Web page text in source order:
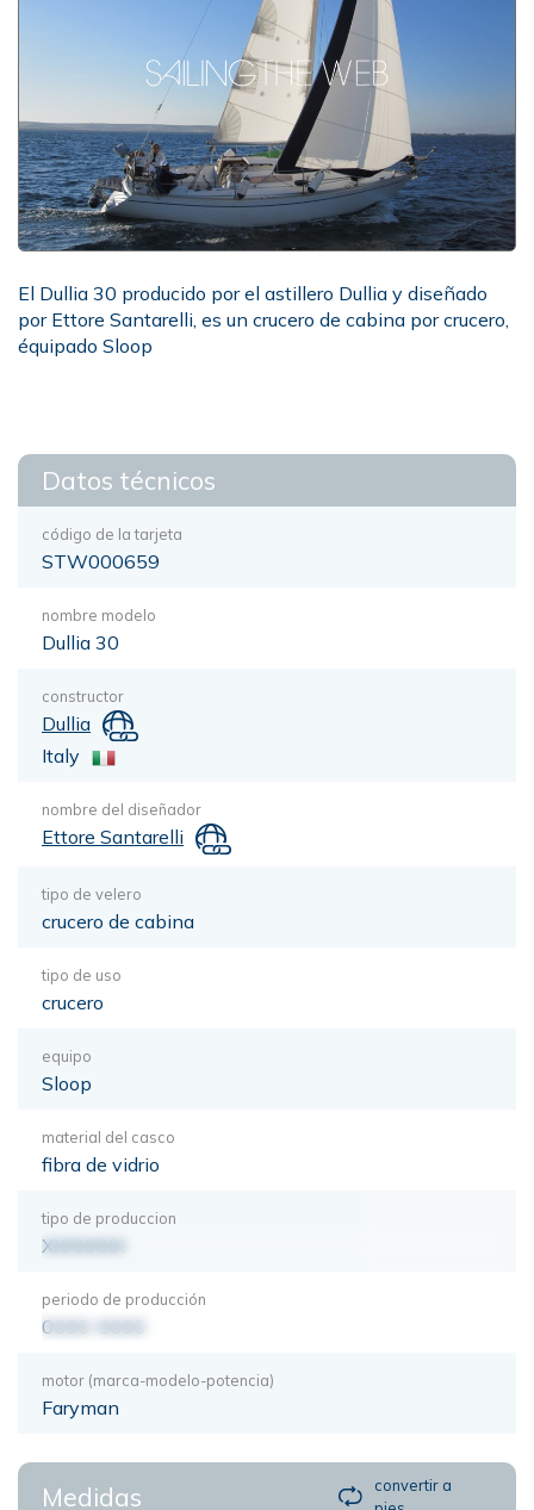
El Dullia 30 producido por el astillero Dullia y diseñado
por Ettore Santarelli, es un crucero de cabina por crucero,
équipado Sloop
Datos técnicos
código de la tarjeta
STW000659
nombre modelo
Dullia 30
constructor
Dullia
Italy
nombre del diseñador
Ettore Santarelli
tipo de velero
crucero de cabina
tipo de uso
crucero
equipo
Sloop
material del casco
fibra de vidrio
tipo de produccion
XXXXXXX
periodo de producción
0000-0000
motor (marca-modelo-potencia)
Faryman
Medidas
convertir a